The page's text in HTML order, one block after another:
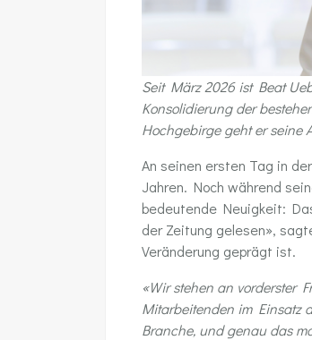
Seit März 2026 ist Beat
Konsolidierung der
Hochgebirge geht er seine
An seinen ersten Tag in
Jahren. Noch während
bedeutende Neuigkeit:
der Zeitung gelesen»,
Veränderung geprägt ist.
«Wir stehen an vorderster
Mitarbeitenden im Einsatz
Branche, und genau das